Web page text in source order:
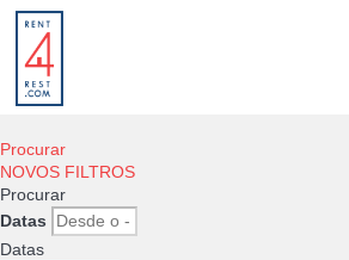
Procurar
NOVOS FILTROS
Procurar
Datas
Datas